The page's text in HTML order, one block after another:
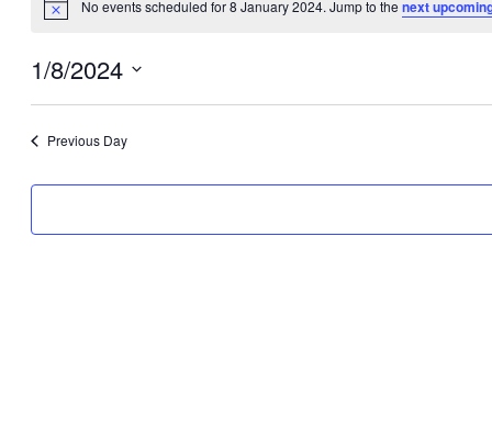
Notice No events scheduled for 8 January 2024. Jump to the next
1/8/2024
Previous Day